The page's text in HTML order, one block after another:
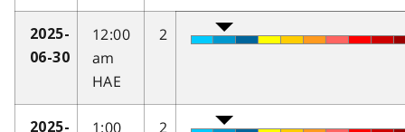
2025-
06-30
12:00
am
HAE
2
2025-
1:00
2